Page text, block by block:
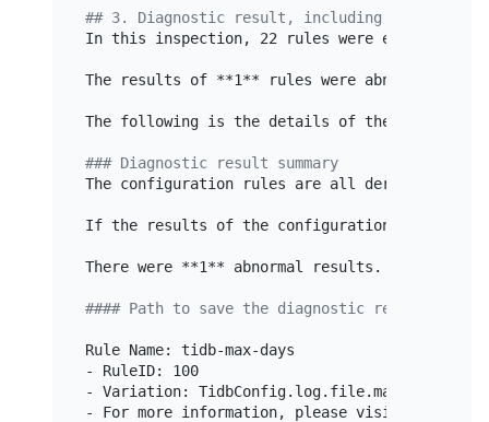
## 3. Diagnostic result, including potential
In this inspection, 22 rules were executed.
The results of **1** rules were abnormal and
The following is the details of the
### Diagnostic result summary
The configuration rules are all derived from
If the results of the configuration rules are
There were **1** abnormal results.
#### Path to save the diagnostic result file
Rule Name: tidb-max-days
- RuleID: 100
- Variation: TidbConfig.log.file.max-days
- For more information, please visit: https://